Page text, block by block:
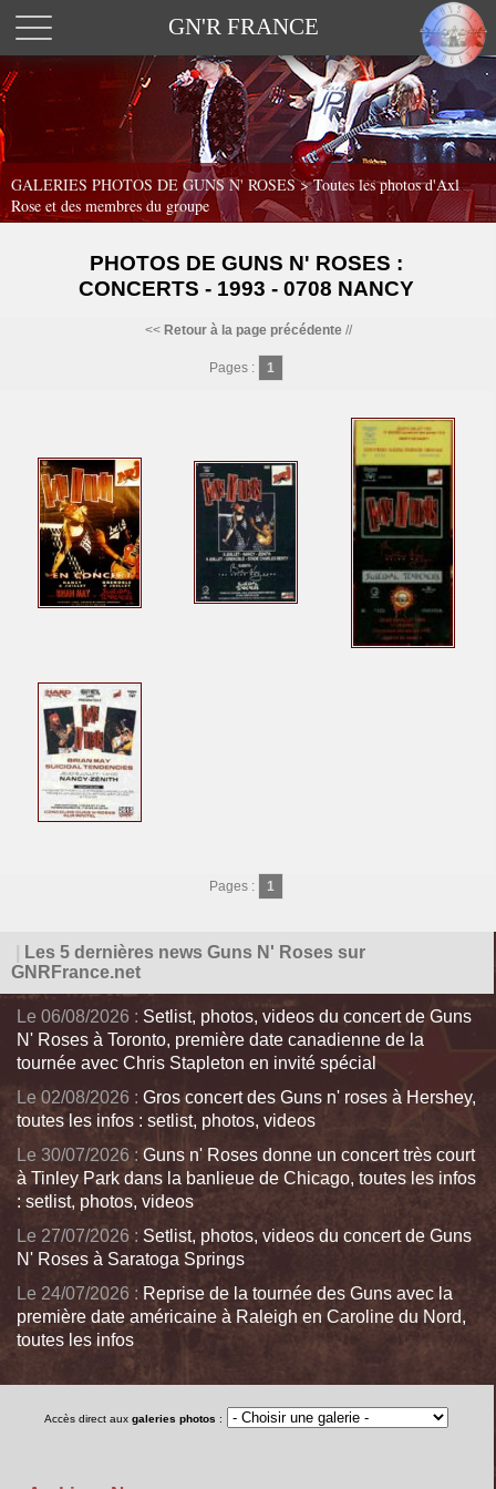
GN'R FRANCE
GALERIES PHOTOS DE GUNS N' ROSES >Toutes les photos d'Axl
Rose et des membres du groupe
PHOTOS DE GUNS N' ROSES :
CONCERTS - 1993 - 0708 NANCY
<< Retour à la page précédente//
Pages : 1
Pages : 1
Les 5 dernières news Guns N' Roses sur
GNRFrance.net
Le 06/08/2026 : Setlist, photos, videos du concert de Guns
N' Roses à Toronto, première date canadienne de la
tournée avec Chris Stapleton en invité spécial
Le 02/08/2026 : Gros concert des Guns n' roses à Hershey,
toutes les infos : setlist, photos, videos
Le 30/07/2026 : Guns n' Roses donne un concert très court
à Tinley Park dans la banlieue de Chicago, toutes les infos
: setlist, photos, videos
Le 27/07/2026 : Setlist, photos, videos du concert de Guns
N' Roses à Saratoga Springs
Le 24/07/2026 : Reprise de la tournée des Guns avec la
première date américaine à Raleigh en Caroline du Nord,
toutes les infos
Accès direct auxgaleries photos :